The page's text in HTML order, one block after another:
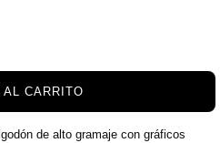
AL CARRITO
de alto gramaje con gráficos